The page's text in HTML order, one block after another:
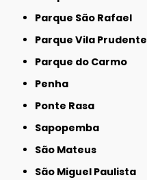
Parque São Rafael
Parque Vila Prudente
Parque do Carmo
Penha
Ponte Rasa
Sapopemba
São Mateus
São Miguel Paulista